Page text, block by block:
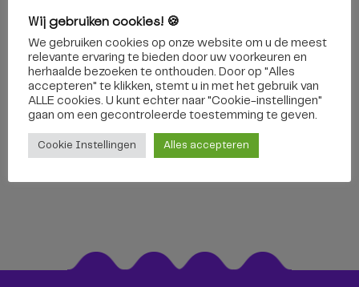
5 maart 2018
Wij gebruiken cookies! 🍪
We gebruiken cookies op onze website om u de meest
relevante ervaring te bieden door uw voorkeuren en
herhaalde bezoeken te onthouden. Door op "Alles
accepteren" te klikken, stemt u in met het gebruik van
ALLE cookies. U kunt echter naar "Cookie-instellingen"
gaan om een ​​gecontroleerde toestemming te geven.
Cookie Instellingen Alles accepteren